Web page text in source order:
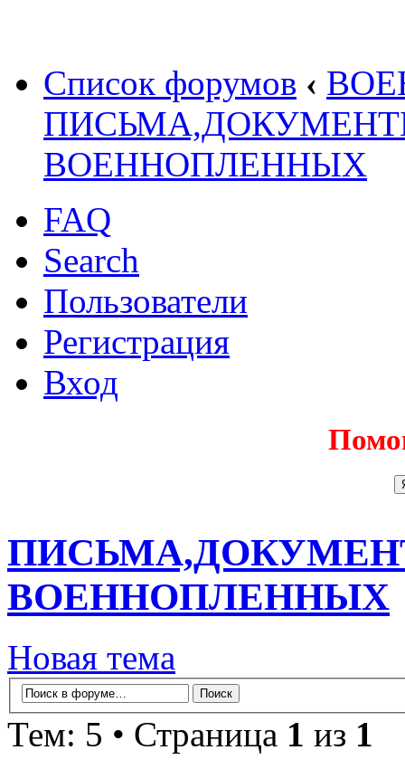
Список форумов ‹
ВОЕННОПЛЕННЫХ
FAQ
Search
Пользователи
Регистрация
Вход
ВОЕННОПЛЕННЫХ
Новая тема
Тем: 5 • Страница 1 из 1